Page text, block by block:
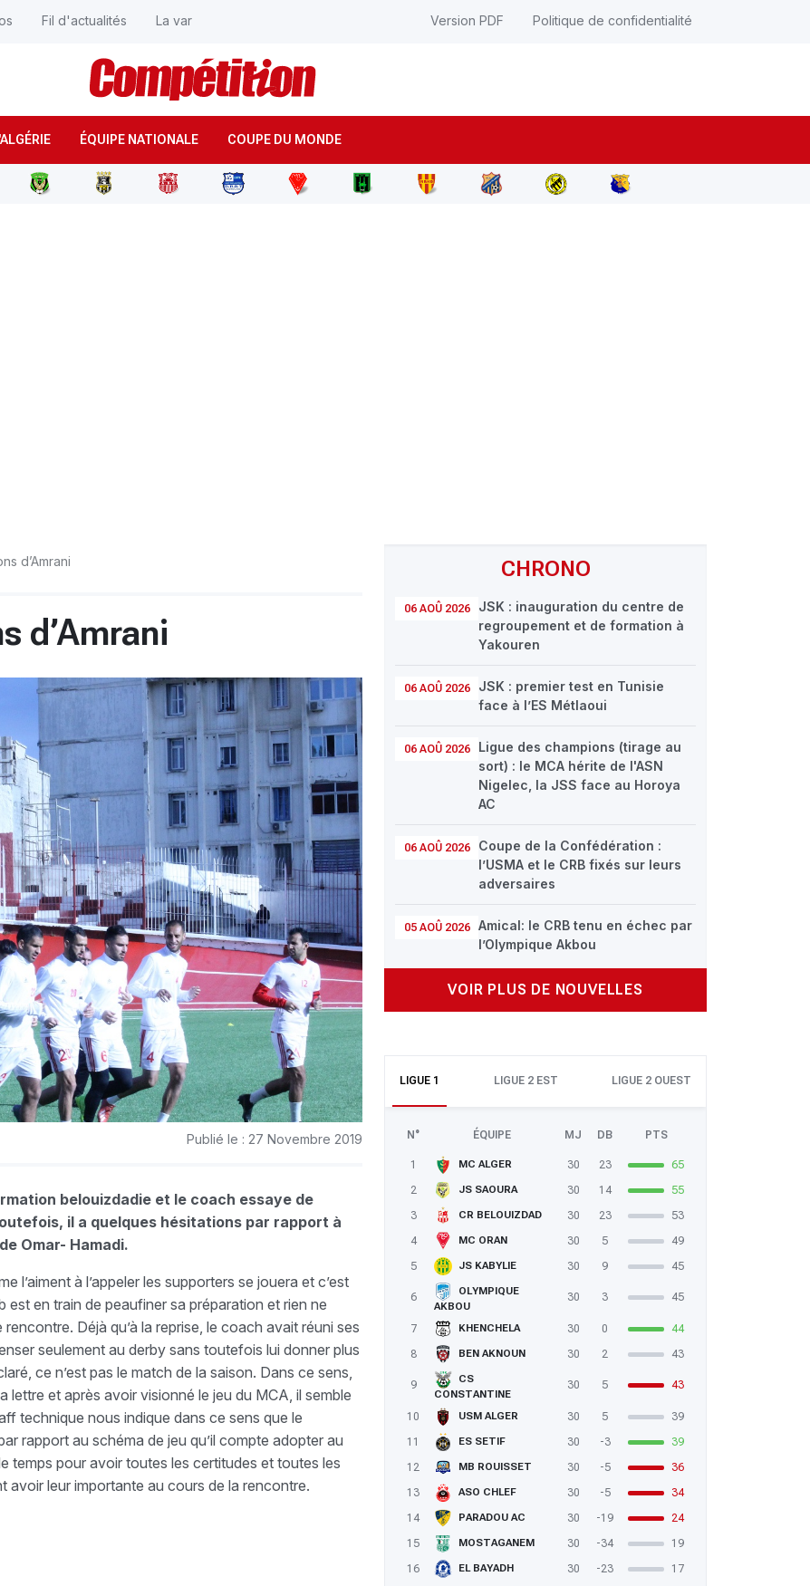
ÉQUIPE NATIONALE COUPE DU MONDE
Fil d'actualités La var Version PDF Politique de confidentialité
CHRONO
06 AOÛ 2026
JSK : inauguration du centre de
regroupement et de formation à
Yakouren
06 AOÛ 2026
JSK : premier test en Tunisie
face à l’ES Métlaoui
06 AOÛ 2026
Ligue des champions (tirage au
sort) : le MCA hérite de l'ASN
Nigelec, la JSS face au Horoya
AC
06 AOÛ 2026
Coupe de la Confédération :
l’USMA et le CRB fixés sur leurs
adversaires
05 AOÛ 2026
Amical: le CRB tenu en échec par
l’Olympique Akbou
VOIR PLUS DE NOUVELLES
LIGUE 1 LIGUE 2 EST LIGUE 2 OUEST
N° ÉQUIPE MJ DB PTS
1 MC ALGER 30 23
65
2
JS SAOURA 30 14
55
3
CR BELOUIZDAD 30 23
53
4
MC ORAN 30 5
49
5
JS KABYLIE 30 9 45
6
OLYMPIQUE
AKBOU
30 3 45
7 KHENCHELA 30 0
44
8
BEN AKNOUN 30 2 43
9
CS
CONSTANTINE
30 5 43
10 USM ALGER 30 5
39
11
ES SETIF 30 -3
39
12
MB ROUISSET 30 -5
36
13
ASO CHLEF 30 -5
34
14
PARADOU AC 30 -19
24
15
MOSTAGANEM 30 -34
19
16
EL BAYADH 30 -23 17
d’Amrani
d’Amrani
Publié le : 27 Novembre 2019
belouizdadie et le coach essaye de
il a quelques hésitations par rapport à
Omar- Hamadi.
l’aiment à l’appeler les supporters se jouera et c’est
est en train de peaufiner sa préparation et rien ne
Déjà qu’à la reprise, le coach avait réuni ses
seulement au derby sans toutefois lui donner plus
ce n’est pas le match de la saison. Dans ce sens,
et après avoir visionné le jeu du MCA, il semble
technique nous indique dans ce sens que le
rapport au schéma de jeu qu’il compte adopter au
temps pour avoir toutes les certitudes et toutes les
avoir leur importante au cours de la rencontre.